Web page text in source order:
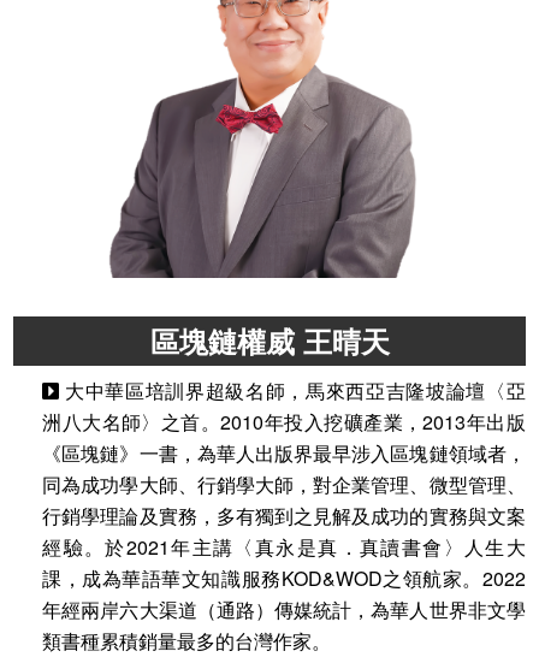
區塊鏈權威 王晴天
大中華區培訓界超級名師，馬來西亞吉隆坡論壇〈亞
洲八大名師〉之首。2010年投入挖礦產業，2013年出版
《區塊鏈》一書，為華人出版界最早涉入區塊鏈領域者，
同為成功學大師、行銷學大師，對企業管理、微型管理、
行銷學理論及實務，多有獨到之見解及成功的實務與文案
經驗。於2021年主講〈真永是真．真讀書會〉人生大
課，成為華語華文知識服務KOD&WOD之領航家。2022
年經兩岸六大渠道（通路）傳媒統計，為華人世界非文學
類書種累積銷量最多的台灣作家。